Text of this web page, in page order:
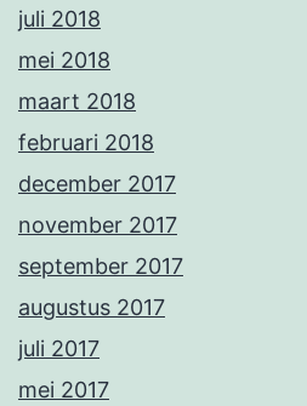
juli 2018
mei 2018
maart 2018
februari 2018
december 2017
november 2017
september 2017
augustus 2017
juli 2017
mei 2017